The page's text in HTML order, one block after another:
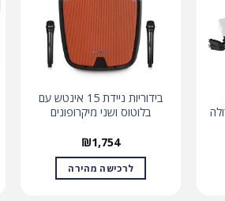
בידוריות ניידת 15 אינטש עם
בלוטוס ושני מיקרופונים
₪1,754
לרכישה מהירה